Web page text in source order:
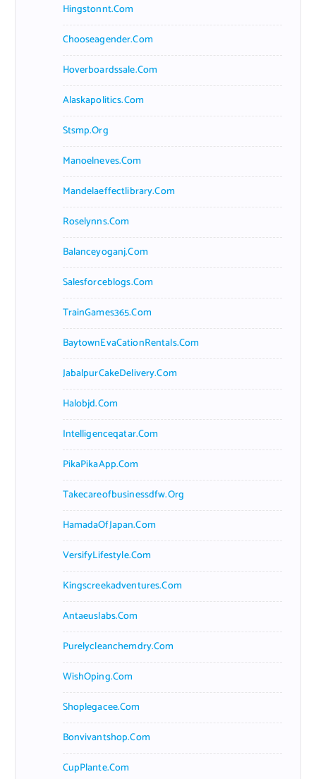
Hingstonnt.com
Chooseagender.com
Hoverboardssale.com
Alaskapolitics.com
Stsmp.org
Manoelneves.com
Mandelaeffectlibrary.com
Roselynns.com
Balanceyoganj.com
Salesforceblogs.com
TrainGames365.com
BaytownEvaCationRentals.com
JabalpurCakeDelivery.com
Halobjd.com
Intelligenceqatar.com
PikaPikaApp.com
Takecareofbusinessdfw.org
HamadaOfJapan.com
VersifyLifestyle.com
Kingscreekadventures.com
Antaeuslabs.com
Purelycleanchemdry.com
WishOping.com
Shoplegacee.com
Bonvivantshop.com
CupPlante.com